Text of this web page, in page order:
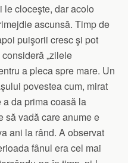
le cloceşte, dar acolo
ascunsă. Timp de
puişorii cresc şi pot
„zilele
a pleca spre mare. Un
povestea cum, mirat
da prima coasă la
să vadă care anume e
ani la rând. A observat
fânul era cel mai